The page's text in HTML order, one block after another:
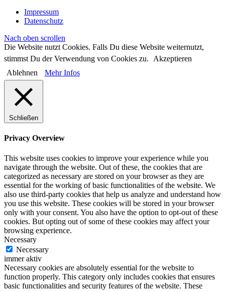
Impressum
Datenschutz
Nach oben scrollen
Die Website nutzt Cookies. Falls Du diese Website weiternutzt,
stimmst Du der Verwendung von Cookies zu.
Akzeptieren
Ablehnen
Mehr Infos
Schließen
Privacy Overview
This website uses cookies to improve your experience while you
navigate through the website. Out of these, the cookies that are
categorized as necessary are stored on your browser as they are
essential for the working of basic functionalities of the website. We
also use third-party cookies that help us analyze and understand how
you use this website. These cookies will be stored in your browser
only with your consent. You also have the option to opt-out of these
cookies. But opting out of some of these cookies may affect your
browsing experience.
Necessary
Necessary
immer aktiv
Necessary cookies are absolutely essential for the website to
function properly. This category only includes cookies that ensures
basic functionalities and security features of the website. These